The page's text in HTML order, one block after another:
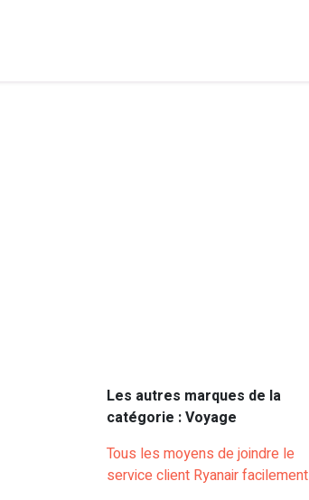
Les autres marques de la
catégorie : Voyage
Tous les moyens de joindre le
service client Ryanair facilement